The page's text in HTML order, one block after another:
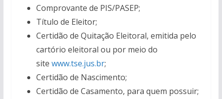
Comprovante de PIS/PASEP;
Título de Eleitor;
Certidão de Quitação Eleitoral, emitida pelo
cartório eleitoral ou por meio do
site www.tse.jus.br;
Certidão de Nascimento;
Certidão de Casamento, para quem possuir;